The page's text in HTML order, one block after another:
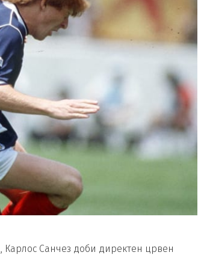
Карлос Санчез доби директен црвен